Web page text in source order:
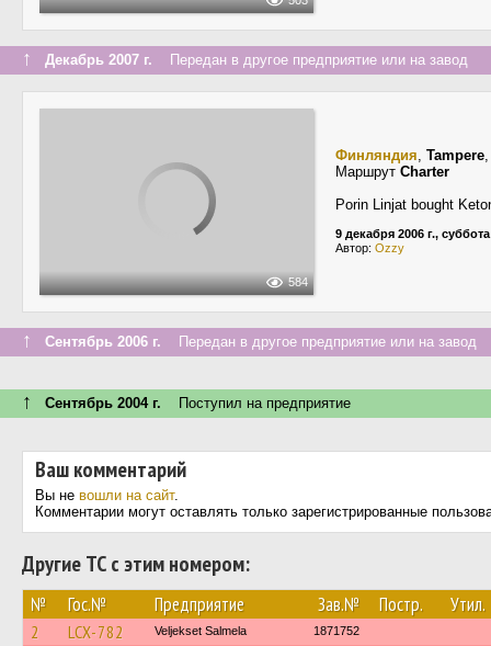
↑ Декабрь 2007 г. Передан в другое предприятие или на завод
584
Финляндия, Tampere
Маршрут Charter
Porin Linjat bought
9 декабря 2006 г., суббота
Автор: Ozzy
↑ Сентябрь 2006 г. Передан в другое предприятие или на завод
↑ Сентябрь 2004 г. Поступил на предприятие
Ваш комментарий
Вы не вошли на сайт.
Комментарии могут оставлять только зарегистрированные
Другие ТС с этим номером:
№ Гос.№ Предприятие Зав.№ Постр. Утил.
2 LCX-782 Veljekset Salmela 1871752